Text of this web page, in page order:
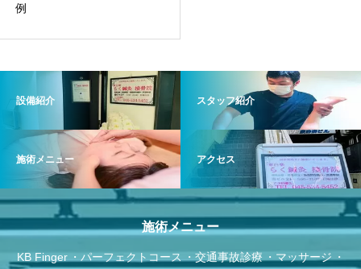
例
設備紹介 スタッフ紹介
施術メニュー アクセス
施術メニュー
KB Finger パーフェクトコース 交通事故診療
マッサージ